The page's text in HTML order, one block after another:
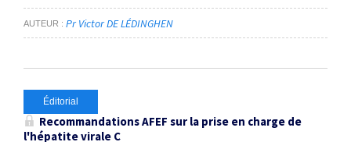
AUTEUR Pr Victor DE LÉDINGHEN
Éditorial
Recommandations AFEF sur la prise en charge de
l'hépatite virale C